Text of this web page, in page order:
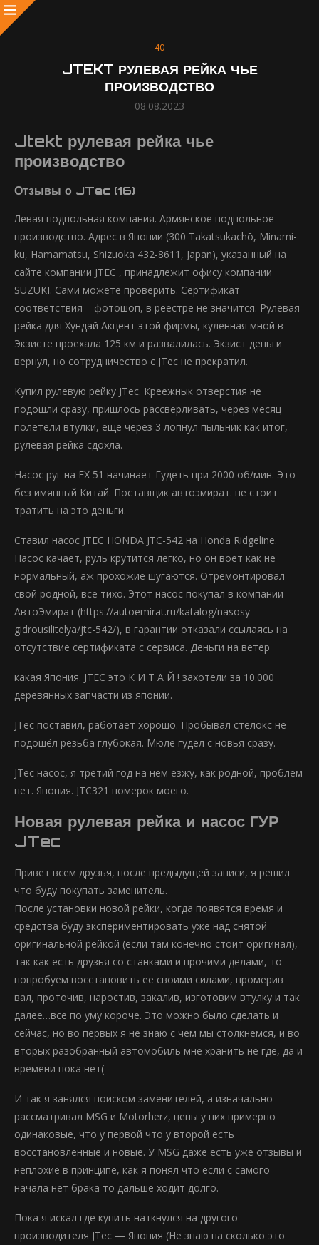
40
JTEKT РУЛЕВАЯ РЕЙКА ЧЬЕ
ПРОИЗВОДСТВО
08.08.2023
Jtekt рулевая рейка чье
производство
Отзывы о JTec (16)
Левая подпольная компания. Армянское подпольное
производство. Адрес в Японии (300 Takatsukachō, Minami-
ku, Hamamatsu, Shizuoka 432-8611, Japan), указанный на
сайте компании JTEC , принадлежит офису компании
SUZUKI. Сами можете проверить. Сертификат
соответствия – фотошоп, в реестре не значится. Рулевая
рейка для Хундай Акцент этой фирмы, куленная мной в
Экзисте проехала 125 км и развалилась. Экзист деньги
вернул, но сотрудничество с JTec не прекратил.
Купил рулевую рейку JTec. Креежнык отверстия не
подошли сразу, пришлось рассверливать, через месяц
полетели втулки, ещё через 3 лопнул пыльник как итог,
рулевая рейка сдохла.
Насос руг на FX 51 начинает Гудеть при 2000 об/мин. Это
без имянный Китай. Поставщик автоэмират. не стоит
тратить на это деньги.
Ставил насос JTEC HONDA JTC-542 на Honda Ridgeline.
Насос качает, руль крутится легко, но он воет как не
нормальный, аж прохожие шугаются. Отремонтировал
свой родной, все тихо. Этот насос покупал в компании
АвтоЭмират (https://autoemirat.ru/katalog/nasosy-
gidrousilitelya/jtc-542/), в гарантии отказали ссылаясь на
отсутствие сертификата с сервиса. Деньги на ветер
какая Япония. JTEC это К И Т А Й ! захотели за 10.000
деревянных запчасти из японии.
JTec поставил, работает хорошо. Пробывал стелокс не
подошёл резьба глубокая. Мюле гудел с новья сразу.
JTec насос, я третий год на нем езжу, как родной, проблем
нет. Япония. JTC321 номерок моего.
Новая рулевая рейка и насос ГУР
JTec
Привет всем друзья, после предыдущей записи, я решил
что буду покупать заменитель.
После установки новой рейки, когда появятся время и
средства буду экспериментировать уже над снятой
оригинальной рейкой (если там конечно стоит оригинал),
так как есть друзья со станками и прочими делами, то
попробуем восстановить ее своими силами, промерив
вал, проточив, наростив, закалив, изготовим втулку и так
далее…все по уму короче. Это можно было сделать и
сейчас, но во первых я не знаю с чем мы столкнемся, и во
вторых разобранный автомобиль мне хранить не где, да и
времени пока нет(
И так я занялся поиском заменителей, а изначально
рассматривал MSG и Motorherz, цены у них примерно
одинаковые, что у первой что у второй есть
восстановленные и новые. У MSG даже есть уже отзывы и
неплохие в принципе, как я понял что если с самого
начала нет брака то дальше ходит долго.
Пока я искал где купить наткнулся на другого
производителя JTec — Япония (Не знаю на сколько это